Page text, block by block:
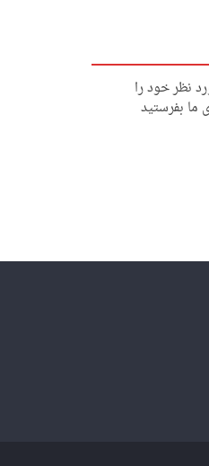
نظر خود را
ما بفرستید